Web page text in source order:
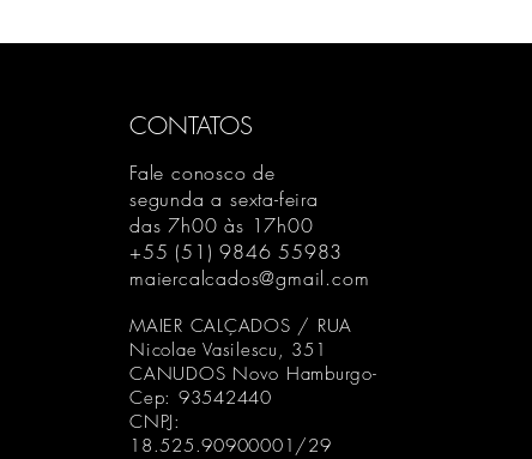
Em casos de mau
acidentes ou uso
químicos a
sejam feitos por
Se realmente o
Garantia
o recebimento
Cobertura ou
Costuras: A
onde a linha
CONTATOS
Fale conosco de
segunda a sexta-feira
das 7h00 às 17h00
+55 (51) 9846 55983
maiercalcados@gmail.com
MAIER CALÇADOS / RUA
Nicolae Vasilescu, 351
CANUDOS Novo Hamburgo-
Cep: 93542440
CNPJ:
18.525.90900001/29